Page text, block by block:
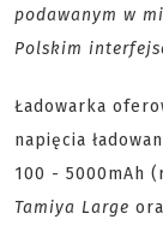
podawanym w
Polskim
Ładowarka
napięcia
100 - 5000mAh
Tamiya Large